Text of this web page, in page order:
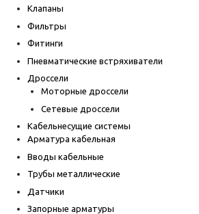
Клапаны
Фильтры
Фитинги
Пневматические встряхиватели
Дроссели
Моторные дроссели
Сетевые дроссели
Кабельнесущие системы
Арматура кабельная
Вводы кабельные
Трубы металлические
Датчики
Запорные арматуры